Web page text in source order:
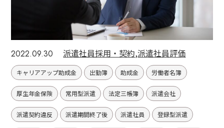
2022.09.30 派遣社員採用・契約,派遣社員評価
キャリアアップ助成金 出勤簿 助成金 労働者名簿
厚生年金保険 常用型派遣 法定三帳簿 派遣会社
派遣契約違反 派遣期間終了後 派遣社員 登録型派遣